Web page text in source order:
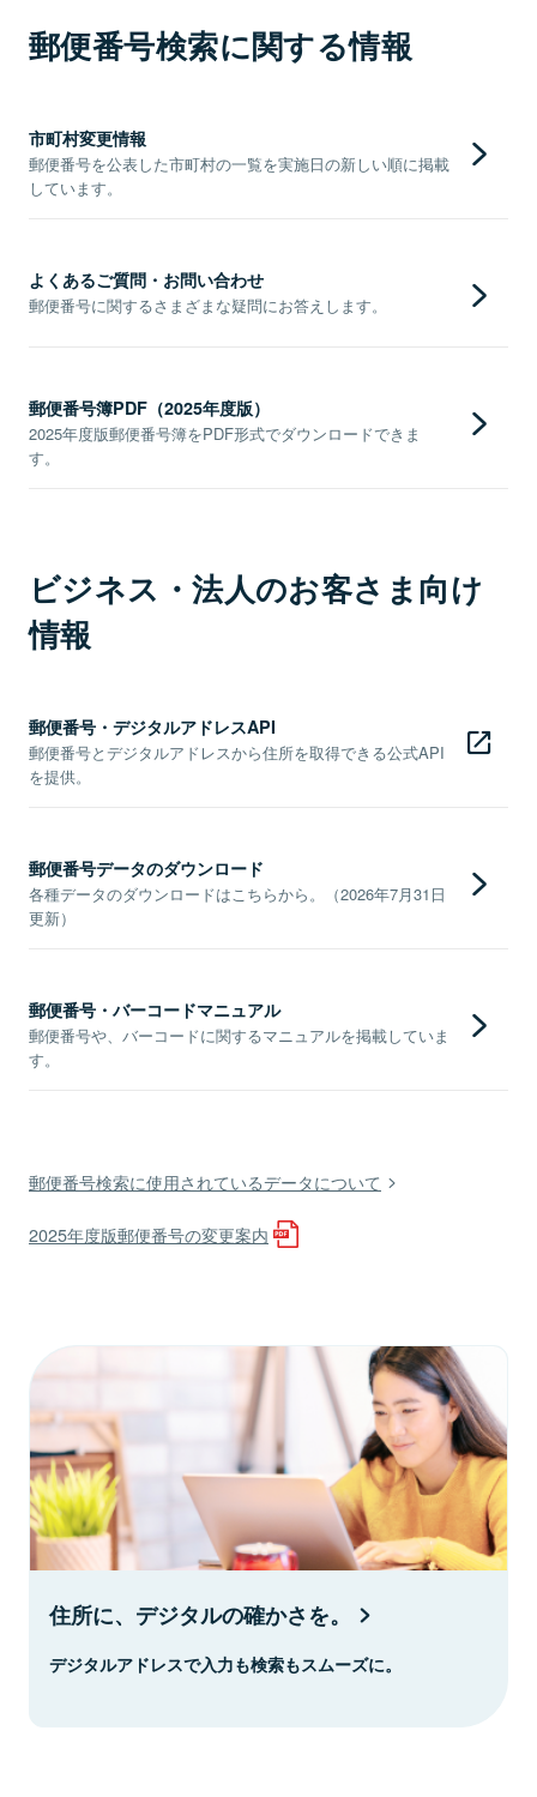
郵便番号検索に関する情報
市町村変更情報
郵便番号を公表した市町村の一覧を実施日の新しい順に掲載
しています。
よくあるご質問・お問い合わせ
郵便番号に関するさまざまな疑問にお答えします。
郵便番号簿PDF（2025年度版）
2025年度版郵便番号簿をPDF形式でダウンロードできま
す。
ビジネス・法人のお客さま向け
情報
郵便番号・デジタルアドレスAPI
郵便番号とデジタルアドレスから住所を取得できる公式API
を提供。
郵便番号データのダウンロード
各種データのダウンロードはこちらから。（2026年7月31日
更新）
郵便番号・バーコードマニュアル
郵便番号や、バーコードに関するマニュアルを掲載していま
す。
郵便番号検索に使用されているデータについて
2025年度版郵便番号の変更案内
住所に、デジタルの確かさを。
デジタルアドレスで入力も検索もスムーズに。